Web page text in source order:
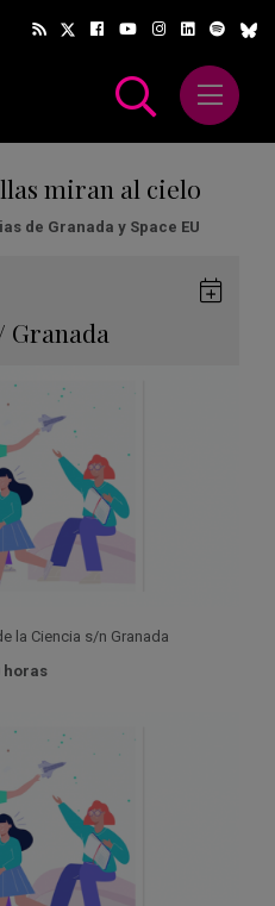
Abrir
miran al cielo
de Granada y Space EU
Granada
la Ciencia s/n Granada
horas